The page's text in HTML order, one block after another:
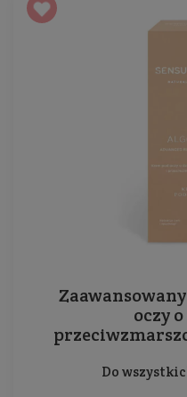
oczy
Do